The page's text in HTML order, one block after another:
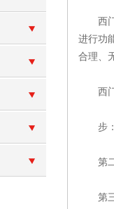
西门
进行功
合理、
西门
步：
第二
第三